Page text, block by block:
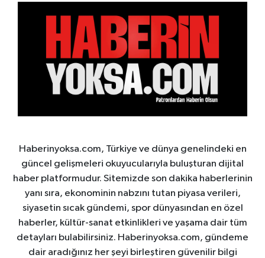
Haberinyoksa.com, Türkiye ve dünya genelindeki en
güncel gelişmeleri okuyucularıyla buluşturan dijital
haber platformudur. Sitemizde son dakika haberlerinin
yanı sıra, ekonominin nabzını tutan piyasa verileri,
siyasetin sıcak gündemi, spor dünyasından en özel
haberler, kültür-sanat etkinlikleri ve yaşama dair tüm
detayları bulabilirsiniz. Haberinyoksa.com, gündeme
dair aradığınız her şeyi birleştiren güvenilir bilgi